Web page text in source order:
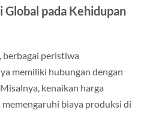
pada Kehidupan
peristiwa
memiliki hubungan dengan
kenaikan harga
biaya produksi di